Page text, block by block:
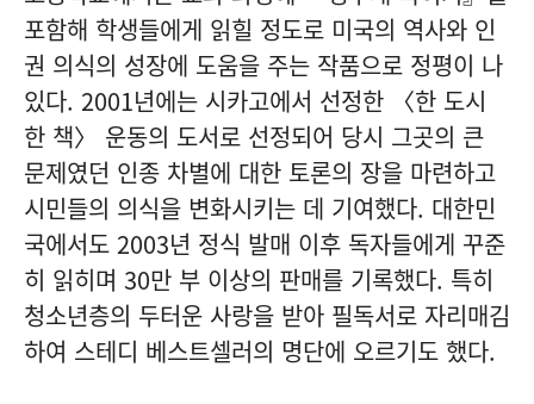
포함해 학생들에게 읽힐 정도로 미국의 역사와 인
권 의식의 성장에 도움을 주는 작품으로 정평이 나
있다. 2001년에는 시카고에서 선정한 〈한 도시
한 책〉 운동의 도서로 선정되어 당시 그곳의 큰
문제였던 인종 차별에 대한 토론의 장을 마련하고
시민들의 의식을 변화시키는 데 기여했다. 대한민
국에서도 2003년 정식 발매 이후 독자들에게 꾸준
히 읽히며 30만 부 이상의 판매를 기록했다. 특히
청소년층의 두터운 사랑을 받아 필독서로 자리매김
하여 스테디 베스트셀러의 명단에 오르기도 했다.